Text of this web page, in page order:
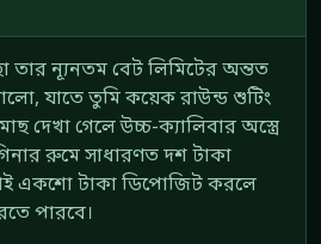
তার ন্যূনতম বেট লিমিটের অন্তত
যাতে তুমি কয়েক রাউন্ড শুটিং
দেখা গেলে উচ্চ-ক্যালিবার অস্ত্রে
রুমে সাধারণত দশ টাকা
একশো টাকা ডিপোজিট করলে
পারবে।